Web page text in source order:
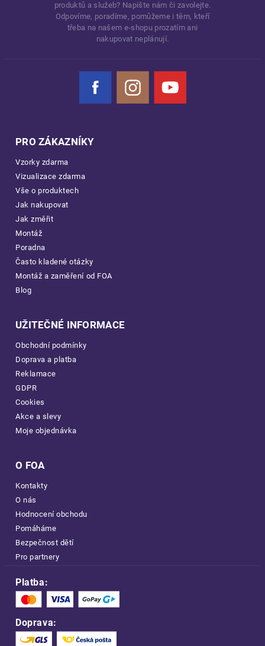
produktů a služeb? Napište nám či zavolejte.
Odpovíme, poradíme, pomůžeme i těm, kteří
třeba na našem e-shopu prozatím ani
nakupovat neplánují.
Facebook Instagram YouTube
PRO ZÁKAZNÍKY
Vzorky zdarma
Vizualizace zdarma
Vše o produktech
Jak nakupovat
Jak změřit
Montáž
Poradna
Často kladené otázky
Montáž a zaměření od FOA
Blog
UŽITEČNÉ INFORMACE
Obchodní podmínky
Doprava a platba
Reklamace
GDPR
Cookies
Akce a slevy
Moje objednávka
O FOA
Kontakty
O nás
Hodnocení obchodu
Pomáháme
Bezpečnost dětí
Pro partnery
Platba:
Doprava: